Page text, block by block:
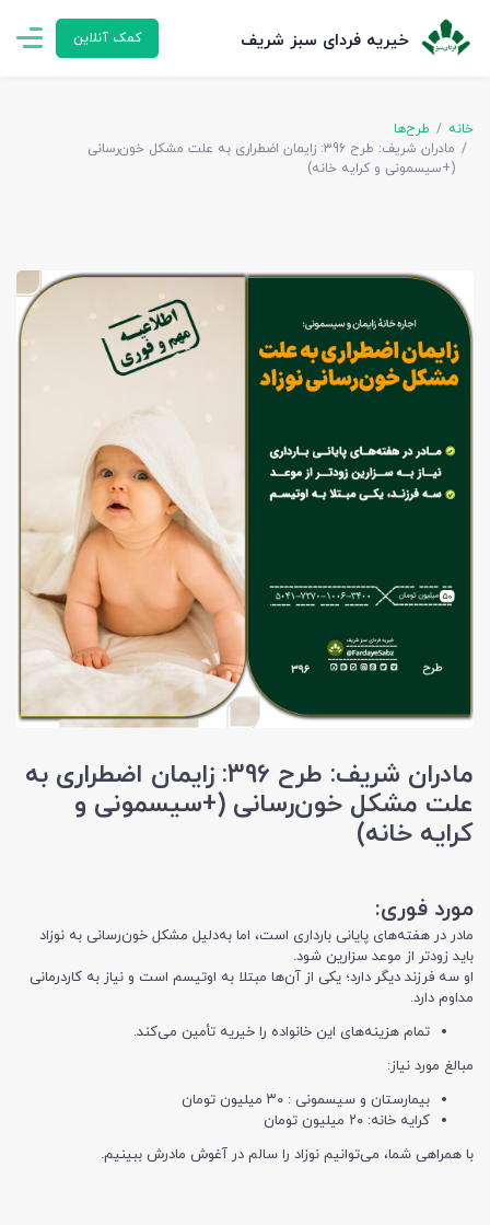
خیریه فردای سبز شریف کمک آنلاین
خانه
طرح‌ها
مادران شریف: طرح 396:​​​​​​​ زایمان اضطراری به علت مشکل خون‌رسانی
(+سیسمونی و کرایه خانه)
مادران شریف: طرح 396:​​​​​​​ زایمان اضطراری به
علت مشکل خون‌رسانی (+سیسمونی و
کرایه خانه)
مورد فوری:
مادر در هفته‌های پایانی بارداری است، اما به‌دلیل مشکل خون‌رسانی به نوزاد
باید زودتر از موعد سزارین شود.
او سه فرزند دیگر دارد؛ یکی از آن‌ها مبتلا به اوتیسم است و نیاز به کاردرمانی
مداوم دارد.
تمام هزینه‌های این خانواده را خیریه تأمین می‌کند.
مبالغ مورد نیاز:
بیمارستان و سیسمونی : ۳۰ میلیون تومان
کرایه خانه: ۲۰ میلیون تومان
با همراهی شما، می‌توانیم نوزاد را سالم در آغوش مادرش ببینیم.